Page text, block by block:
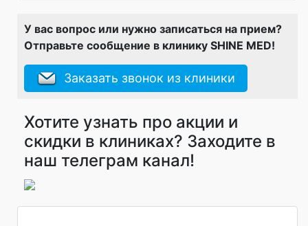
У вас вопрос или нужно записаться на прием?
Отправьте сообщение в клинику SHINE MED!
Заказать звонок из клиники
Хотите узнать про акции и
скидки в клиниках? Заходите в
наш телеграм канал!